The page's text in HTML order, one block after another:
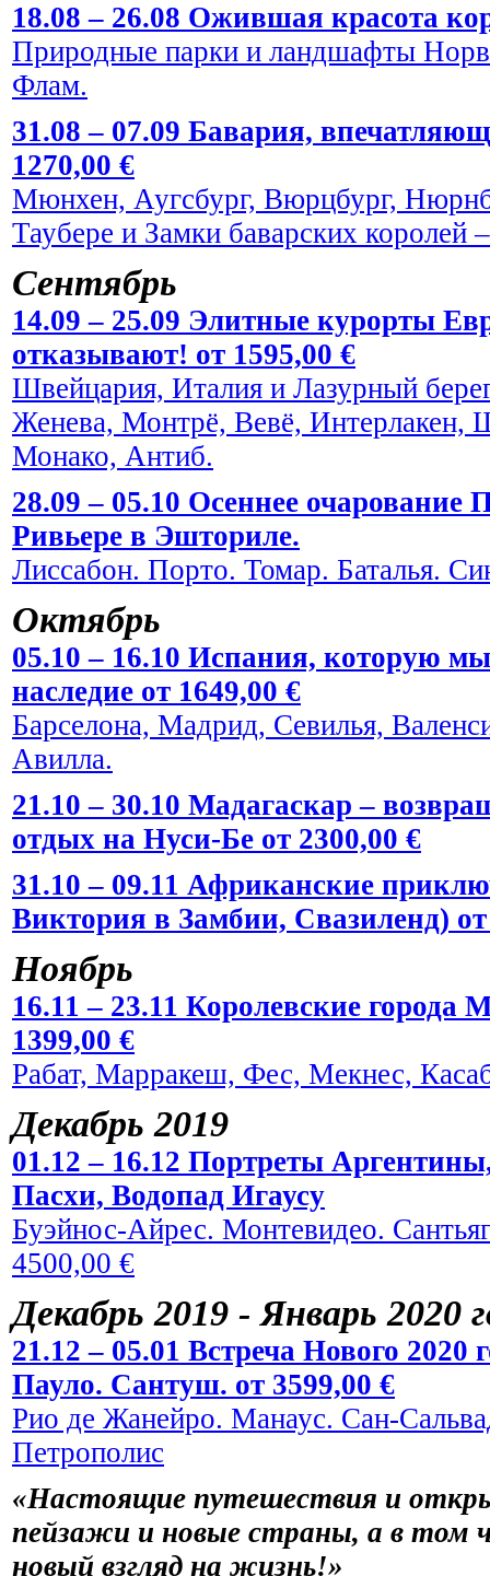
18.08 – 26.08 Ожившая красота
Природные парки и ландшафты
Флам.
31.08 – 07.09 Бавария,
1270,00 €
Мюнхен, Аугсбург, Вюрцбург,
Таубере и Замки баварских
Сентябрь
14.09 – 25.09 Элитные курорты
отказывают! от 1595,00 €
Швейцария, Италия и Лазурный
Женева, Монтрё, Вевё,
Монако, Антиб.
28.09 – 05.10 Осеннее
Ривьере в Эшториле.
Лиссабон. Порто. Томар. Баталья.
Октябрь
05.10 – 16.10 Испания, которую
наследие от 1649,00 €
Барселона, Мадрид, Севилья,
Авилла.
21.10 – 30.10 Мадагаскар –
отдых на Нуси-Бе от 2300,00 €
31.10 – 09.11 Африканские
Виктория в Замбии, Свазиленд) от
Ноябрь
16.11 – 23.11 Королевские
1399,00 €
Рабат, Марракеш, Фес, Мекнес,
Декабрь 2019
01.12 – 16.12 Портреты
Пасхи, Водопад Игаусу
Буэйнос-Айрес. Монтевидео.
4500,00 €
Декабрь 2019 - Январь 2020
21.12 – 05.01 Встреча Нового
Пауло. Сантуш. от 3599,00 €
Рио де Жанейро. Манаус. Сан-
Петрополис
«Настоящие путешествия и
пейзажи и новые страны, а в том
новый взгляд на жизнь!»